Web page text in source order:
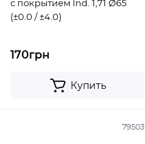
с покрытием Ind. 1,71 Ø65
(±0.0 / ±4.0)
170грн
Купить
79503